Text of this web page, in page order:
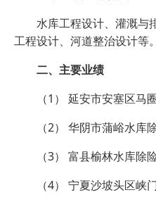
水库工程设计、灌溉与
工程设计、河道整治设计等。
二、主要业绩
（1） 延安市安塞区马
（2） 华阴市蒲峪水库
（3） 富县榆林水库除
（4） 宁夏沙坡头区